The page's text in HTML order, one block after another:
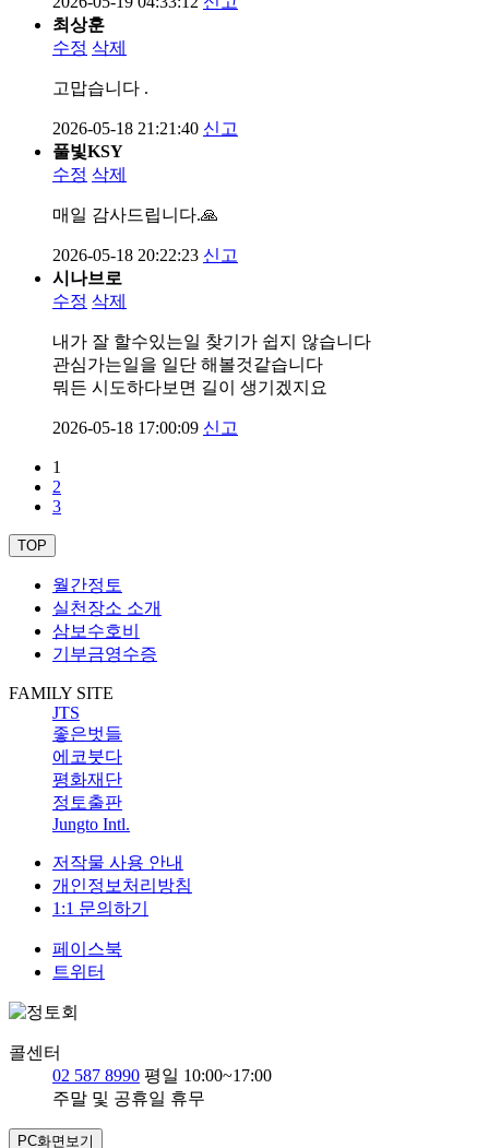
최상훈
수정 삭제
고맙습니다 .
2026-05-18 21:21:40 신고
풀빛KSY
수정 삭제
매일 감사드립니다.🙏
2026-05-18 20:22:23 신고
시나브로
수정 삭제
내가 잘 할수있는일 찾기가 쉽지 않습니다
관심가는일을 일단 해볼것같습니다
뭐든 시도하다보면 길이 생기겠지요
2026-05-18 17:00:09 신고
1
2
3
TOP
월간정토
실천장소 소개
삼보수호비
기부금영수증
FAMILY SITE
JTS
좋은벗들
에코붓다
평화재단
정토출판
Jungto Intl.
저작물 사용 안내
개인정보처리방침
1:1 문의하기
페이스북
트위터
콜센터
02 587 8990 평일 10:00~17:00
주말 및 공휴일 휴무
PC화면보기